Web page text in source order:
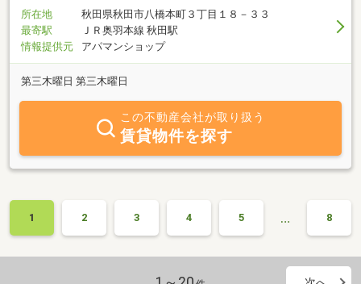
所在地
秋田県秋田市八橋本町３丁目１８－３３
最寄駅
ＪＲ奥羽本線 秋田駅
情報提供元
アパマンショップ
第三木曜日 第三木曜日
この不動産会社が取り扱う
賃貸物件を探す
1 2 3 4 5 … 8